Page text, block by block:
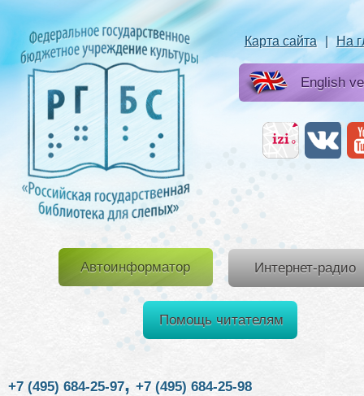
Карта сайта | На
English
Автоинформатор Интернет-радио
Помощь читателям
+7 (495) 684-25-97, +7 (495) 684-25-98